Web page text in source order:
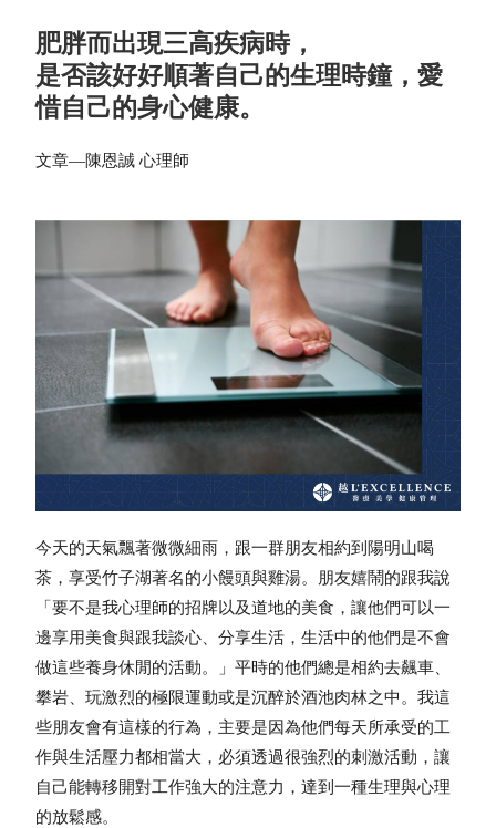
肥胖而出現三高疾病時，
是否該好好順著自己的生理時鐘，愛
惜自己的身心健康。
文章—陳恩誠 心理師
今天的天氣飄著微微細雨，跟一群朋友相約到陽明山喝
茶，享受竹子湖著名的小饅頭與雞湯。朋友嬉鬧的跟我說
「要不是我心理師的招牌以及道地的美食，讓他們可以一
邊享用美食與跟我談心、分享生活，生活中的他們是不會
做這些養身休閒的活動。」平時的他們總是相約去飆車、
攀岩、玩激烈的極限運動或是沉醉於酒池肉林之中。我這
些朋友會有這樣的行為，主要是因為他們每天所承受的工
作與生活壓力都相當大，必須透過很強烈的刺激活動，讓
自己能轉移開對工作強大的注意力，達到一種生理與心理
的放鬆感。